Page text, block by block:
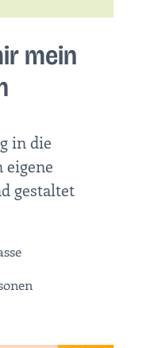
mein
in die
eigene
gestaltet